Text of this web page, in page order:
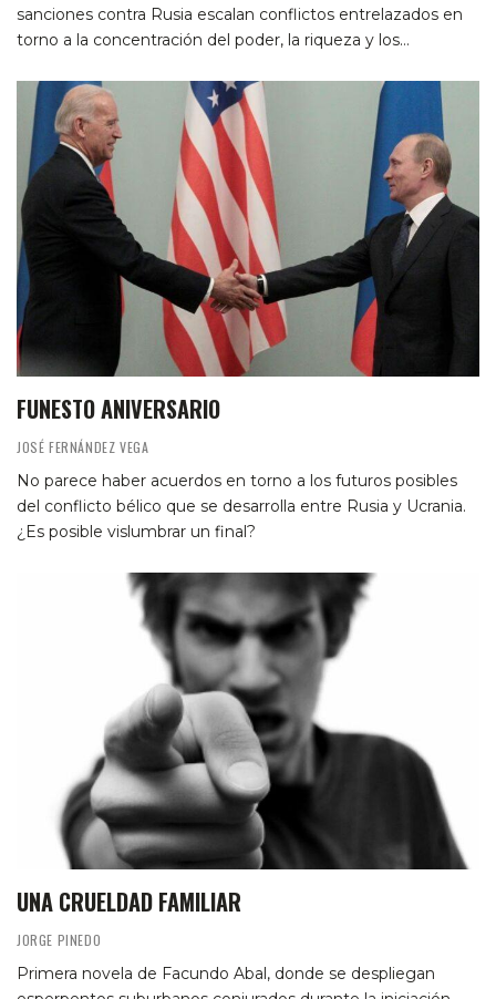
sanciones contra Rusia escalan conflictos entrelazados en
torno a la concentración del poder, la riqueza y los…
FUNESTO ANIVERSARIO
JOSÉ FERNÁNDEZ VEGA
No parece haber acuerdos en torno a los futuros posibles
del conflicto bélico que se desarrolla entre Rusia y Ucrania.
¿Es posible vislumbrar un final?
UNA CRUELDAD FAMILIAR
JORGE PINEDO
Primera novela de Facundo Abal, donde se despliegan